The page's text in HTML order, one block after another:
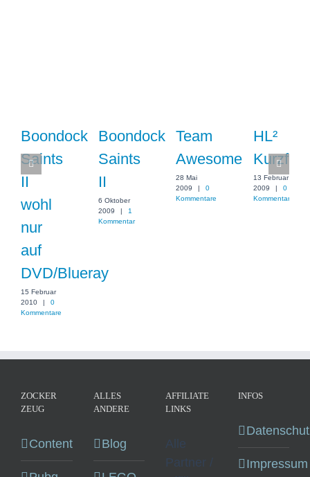
Boondock
Saints
II
wohl
nur
auf
DVD/Blueray
15 Februar
2010
|
0
Kommentare
Boondock
Saints
II
6 Oktober
2009
|
1
Kommentar
Team
Awesome
28 Mai
2009
|
0
Kommentare
HL²
Kurzfilm
13 Februar
2009
|
0
Kommentare
ZOCKER
ZEUG
Content
ALLES
ANDERE
Blog
AFFILIATE
LINKS
Alle
Partner /
INFOS
Impressum